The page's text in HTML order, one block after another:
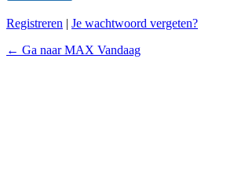
Registreren | Je wachtwoord vergeten?
← Ga naar MAX Vandaag